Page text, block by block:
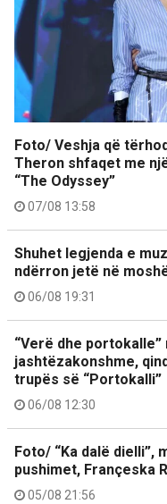
Foto/ Veshja që
Theron shfaqet me
“The Odyssey”
07/08 13:58
Shuhet legjenda e
ndërron jetë në
06/08 19:31
“Verë dhe
jashtëzakonshme,
trupës së “Portokalli”
06/08 12:30
Foto/ “Ka dalë dielli”,
pushimet, Françeska
05/08 21:56